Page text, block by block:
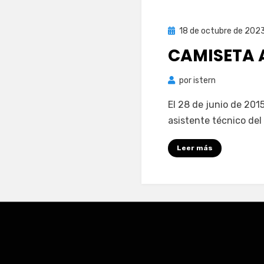
Publicada
18 de octubre de
CAMISETA
poristern
El 28 de junio de
asistente técnico
Leer más